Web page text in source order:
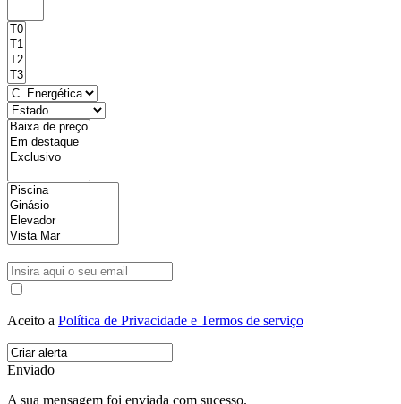
Aceito a Política de Privacidade e Termos de serviço
Enviado
A sua mensagem foi enviada com sucesso.